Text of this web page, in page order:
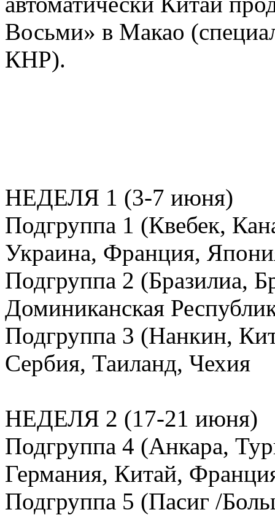
Восьми» в Макао
КНР).
НЕДЕЛЯ 1 (3-7 июня)
Подгруппа 1 (Квебек,
Украина, Франция,
Подгруппа 2 (Бразилиа,
Доминиканская
Подгруппа 3 (Нанкин,
Сербия, Таиланд, Чехия
НЕДЕЛЯ 2 (17-21 июня)
Подгруппа 4 (Анкара,
Германия, Китай,
Подгруппа 5 (Пасиг /